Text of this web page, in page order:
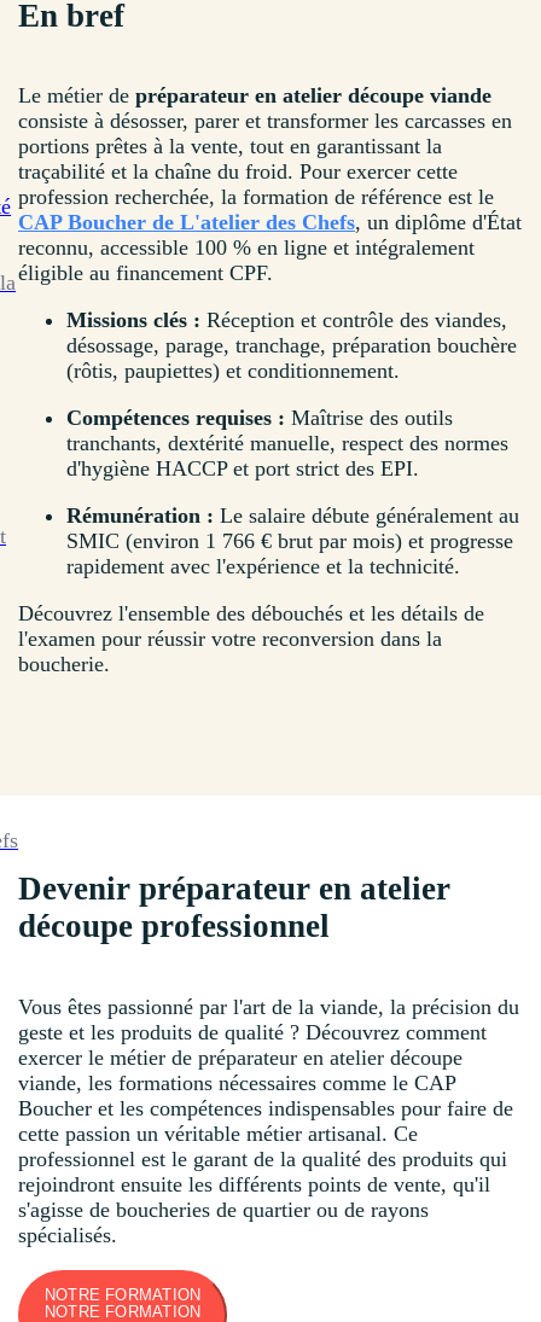
En bref
Le métier de préparateur en atelier découpe viande
consiste à désosser, parer et transformer les carcasses en
portions prêtes à la vente, tout en garantissant la
traçabilité et la chaîne du froid. Pour exercer cette
profession recherchée, la formation de référence est le
CAP Boucher de L'atelier des Chefs, un diplôme d'État
reconnu, accessible 100 % en ligne et intégralement
éligible au financement CPF.
Missions clés : Réception et contrôle des viandes,
désossage, parage, tranchage, préparation bouchère
(rôtis, paupiettes) et conditionnement.
Compétences requises : Maîtrise des outils
tranchants, dextérité manuelle, respect des normes
d'hygiène HACCP et port strict des EPI.
Rémunération : Le salaire débute généralement au
SMIC (environ 1 766 € brut par mois) et progresse
rapidement avec l'expérience et la technicité.
Découvrez l'ensemble des débouchés et les détails de
l'examen pour réussir votre reconversion dans la
boucherie.
Devenir préparateur en atelier
découpe professionnel
Vous êtes passionné par l'art de la viande, la précision du
geste et les produits de qualité ? Découvrez comment
exercer le métier de préparateur en atelier découpe
viande, les formations nécessaires comme le CAP
Boucher et les compétences indispensables pour faire de
cette passion un véritable métier artisanal. Ce
professionnel est le garant de la qualité des produits qui
rejoindront ensuite les différents points de vente, qu'il
s'agisse de boucheries de quartier ou de rayons
spécialisés.
NOTRE FORMATION
NOTRE FORMATION